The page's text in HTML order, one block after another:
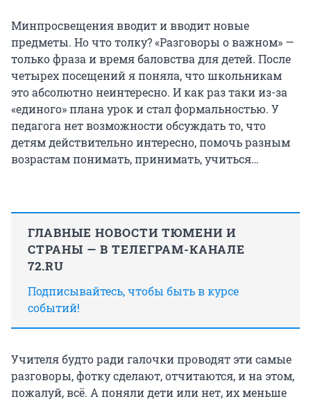
Минпросвещения вводит и вводит новые
предметы. Но что толку? «Разговоры о важном» —
только фраза и время баловства для детей. После
четырех посещений я поняла, что школьникам
это абсолютно неинтересно. И как раз таки из-за
«единого» плана урок и стал формальностью. У
педагога нет возможности обсуждать то, что
детям действительно интересно, помочь разным
возрастам понимать, принимать, учиться…
ГЛАВНЫЕ НОВОСТИ ТЮМЕНИ И
СТРАНЫ — В ТЕЛЕГРАМ-КАНАЛЕ
72.RU
Подписывайтесь, чтобы быть в курсе
событий!
Учителя будто ради галочки проводят эти самые
разговоры, фотку сделают, отчитаются, и на этом,
пожалуй, всё. А поняли дети или нет, их меньше